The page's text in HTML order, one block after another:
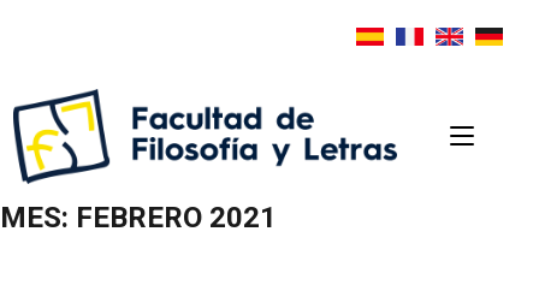
MES: FEBRERO 2021